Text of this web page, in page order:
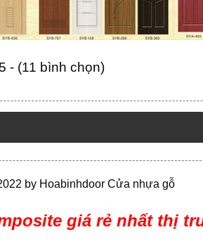
- (11 bình chọn)
by Hoabinhdoor Cửa nhựa gỗ
giá rẻ nhất thị